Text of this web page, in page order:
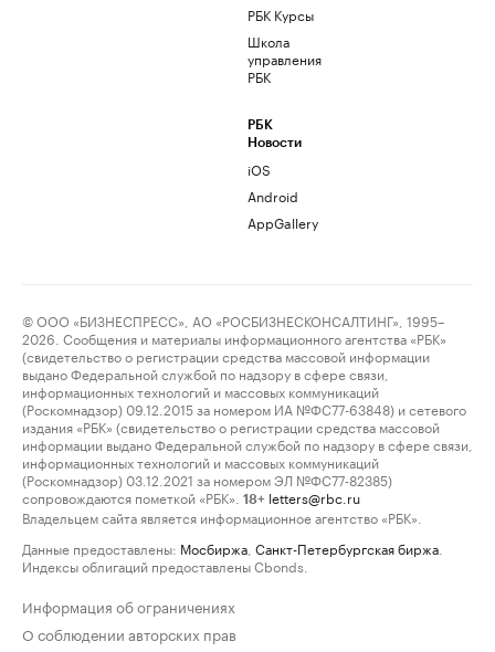
РБК Курсы
Школа
управления
РБК
РБК
Новости
iOS
Android
AppGallery
© ООО «БИЗНЕСПРЕСС», АО «РОСБИЗНЕСКОНСАЛТИНГ», 1995–
2026. Сообщения и материалы информационного агентства «РБК»
(свидетельство о регистрации средства массовой информации
выдано Федеральной службой по надзору в сфере связи,
информационных технологий и массовых коммуникаций
(Роскомнадзор) 09.12.2015 за номером ИА №ФС77-63848) и сетевого
издания «РБК» (свидетельство о регистрации средства массовой
информации выдано Федеральной службой по надзору в сфере связи,
информационных технологий и массовых коммуникаций
(Роскомнадзор) 03.12.2021 за номером ЭЛ №ФС77-82385)
сопровождаются пометкой «РБК».
18+ letters@rbc.ru
Владельцем сайта является информационное агентство «РБК».
Данные предоставлены: Мосбиржа Санкт-Петербургская биржа
Индексы облигаций предоставлены Cbonds.
Информация об ограничениях
О соблюдении авторских прав